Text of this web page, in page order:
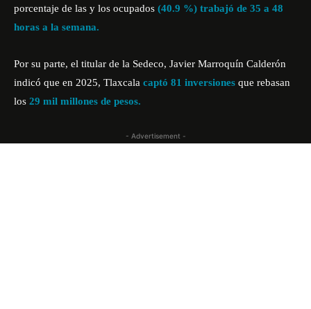
porcentaje de las y los ocupados (40.9 %) trabajó de 35 a 48
horas a la semana.
Por su parte, el titular de la Sedeco, Javier Marroquín Calderón
indicó que en 2025, Tlaxcala captó 81 inversiones que rebasan
los 29 mil millones de pesos.
- Advertisement -